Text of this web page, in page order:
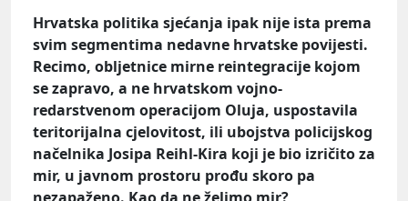
Hrvatska politika sjećanja ipak nije ista prema
svim segmentima nedavne hrvatske povijesti.
Recimo, obljetnice mirne reintegracije kojom
se zapravo, a ne hrvatskom vojno-
redarstvenom operacijom Oluja, uspostavila
teritorijalna cjelovitost, ili ubojstva policijskog
načelnika Josipa Reihl-Kira koji je bio izričito za
mir, u javnom prostoru prođu skoro pa